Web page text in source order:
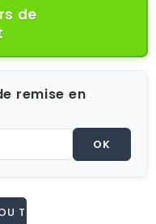
de
remise en
OK
TÉL 02.51.62.16.59